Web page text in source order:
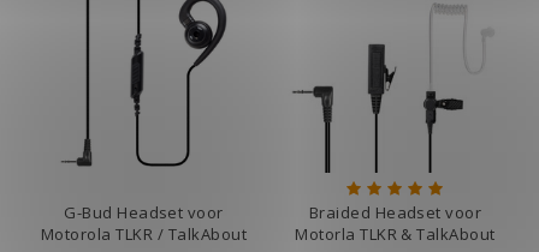
G-Bud Headset voor
Motorola TLKR / TalkAbout
Braided Headset voor
Motorla TLKR & TalkAbout